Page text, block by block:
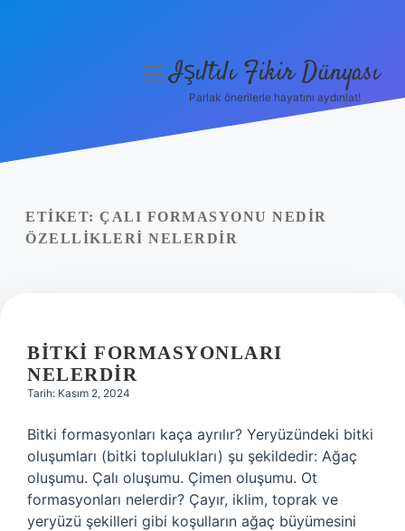
Yasal Uyarı
menüyüIşıltılı Fikir Dünyası
Parlak önerilerle hayatını aydınlat!
ETIKET: ÇALI FORMASYONU NEDIR
ÖZELLIKLERI NELERDIR
BITKI FORMASYONLARI
NELERDIR
Tarih: Kasım 2, 2024
Bitki formasyonları kaça ayrılır? Yeryüzündeki bitki
oluşumları (bitki toplulukları) şu şekildedir: Ağaç
oluşumu. Çalı oluşumu. Çimen oluşumu. Ot
formasyonları nelerdir? Çayır, iklim, toprak ve
yeryüzü şekilleri gibi koşulların ağaç büyümesini